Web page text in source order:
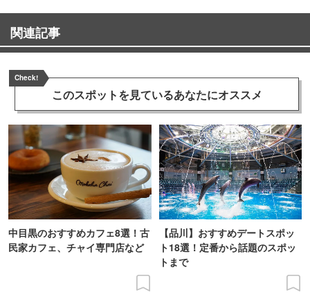
関連記事
Check!
このスポットを見ているあなたにオススメ
中目黒のおすすめカフェ8選！古
民家カフェ、チャイ専門店など
【品川】おすすめデートスポッ
ト18選！定番から話題のスポッ
トまで